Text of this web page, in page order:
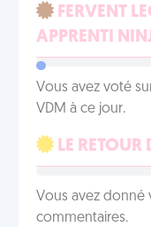
FERVENT
APPRENTI
Vous avez voté
VDM à ce jour.
LE RETOUR
Vous avez donné
commentaires.